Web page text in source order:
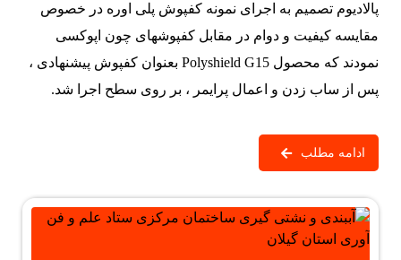
پالادیوم تصمیم به اجرای نمونه کفپوش پلی اوره در خصوص
مقایسه کیفیت و دوام در مقابل کفپوشهای چون اپوکسی
نمودند که محصول Polyshield G15 بعنوان کفپوش پیشنهادی ،
پس از ساب زدن و اعمال پرایمر ، بر روی سطح اجرا شد.
ادامه مطلب